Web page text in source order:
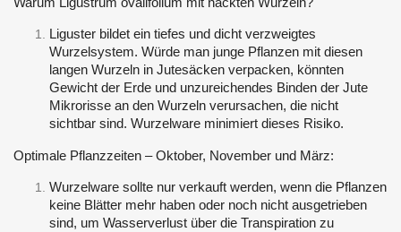
Liguster bildet ein tiefes und dicht verzweigtes
Wurzelsystem. Würde man junge Pflanzen mit diesen
langen Wurzeln in Jutesäcken verpacken, könnten
Gewicht der Erde und unzureichendes Binden der Jute
Mikrorisse an den Wurzeln verursachen, die nicht
sichtbar sind. Wurzelware minimiert dieses Risiko.
Optimale Pflanzzeiten – Oktober, November und März:
Wurzelware sollte nur verkauft werden, wenn die Pflanzen
keine Blätter mehr haben oder noch nicht ausgetrieben
sind, um Wasserverlust über die Transpiration zu